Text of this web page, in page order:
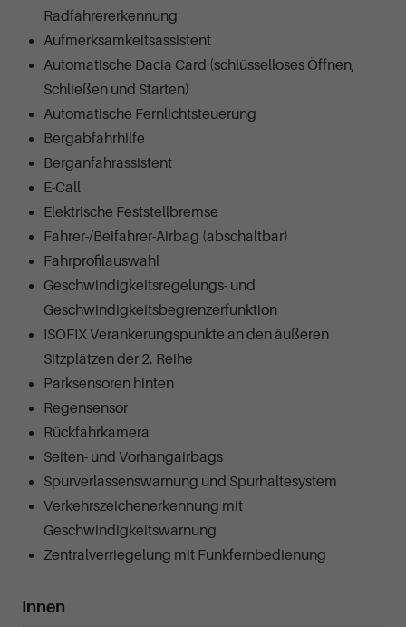
Radfahrererkennung
Aufmerksamkeitsassistent
Automatische Dacia Card (schlüsselloses Öffnen,
Schließen und Starten)
Automatische Fernlichtsteuerung
Bergabfahrhilfe
Berganfahrassistent
E-Call
Elektrische Feststellbremse
Fahrer-/Beifahrer-Airbag (abschaltbar)
Fahrprofilauswahl
Geschwindigkeitsregelungs- und
Geschwindigkeitsbegrenzerfunktion
ISOFIX Verankerungspunkte an den äußeren
Sitzplätzen der 2. Reihe
Parksensoren hinten
Regensensor
Rückfahrkamera
Seiten- und Vorhangairbags
Spurverlassenswarnung und Spurhaltesystem
Verkehrszeichenerkennung mit
Geschwindigkeitswarnung
Zentralverriegelung mit Funkfernbedienung
Innen